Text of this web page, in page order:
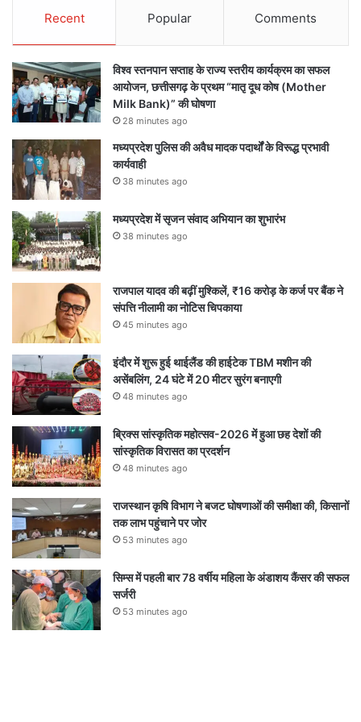
Recent Popular Comments
विश्व स्तनपान सप्ताह के राज्य स्तरीय कार्यक्रम का सफल
आयोजन, छत्तीसगढ़ के प्रथम “मातृ दूध कोष (Mother
Milk Bank)” की घोषणा
28 minutes ago
मध्यप्रदेश पुलिस की अवैध मादक पदार्थों के विरूद्ध प्रभावी
कार्यवाही
38 minutes ago
मध्यप्रदेश में सृजन संवाद अभियान का शुभारंभ
38 minutes ago
राजपाल यादव की बढ़ीं मुश्किलें, ₹16 करोड़ के कर्ज पर बैंक ने
संपत्ति नीलामी का नोटिस चिपकाया
45 minutes ago
इंदौर में शुरू हुई थाईलैंड की हाईटेक TBM मशीन की
असेंबलिंग, 24 घंटे में 20 मीटर सुरंग बनाएगी
48 minutes ago
ब्रिक्स सांस्कृतिक महोत्सव-2026 में हुआ छह देशों की
सांस्कृतिक विरासत का प्रदर्शन
48 minutes ago
राजस्थान कृषि विभाग ने बजट घोषणाओं की समीक्षा की, किसानों
तक लाभ पहुंचाने पर जोर
53 minutes ago
सिम्स में पहली बार 78 वर्षीय महिला के अंडाशय कैंसर की सफल
सर्जरी
53 minutes ago